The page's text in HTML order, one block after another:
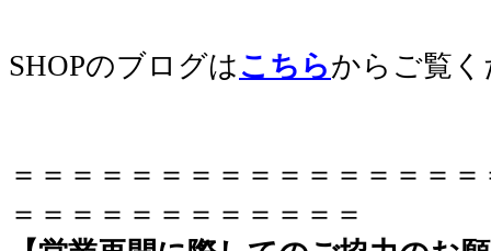
SHOPのブログは こちらからご覧
＝＝＝＝＝＝＝＝＝＝＝＝＝＝＝
＝＝＝＝＝＝＝＝＝＝＝＝